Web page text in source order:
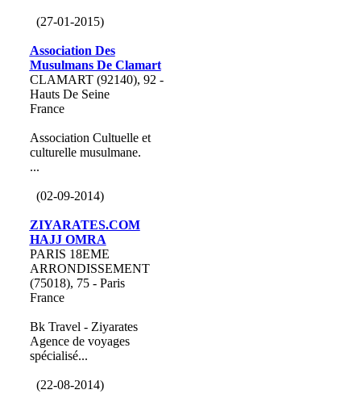
(27-01-2015)
Association Des
Musulmans De Clamart
CLAMART (92140), 92 -
Hauts De Seine
France
Association Cultuelle et
culturelle musulmane.
...
(02-09-2014)
ZIYARATES.COM
HAJJ OMRA
PARIS 18EME
ARRONDISSEMENT
(75018), 75 - Paris
France
Bk Travel - Ziyarates
Agence de voyages
spécialisé...
(22-08-2014)